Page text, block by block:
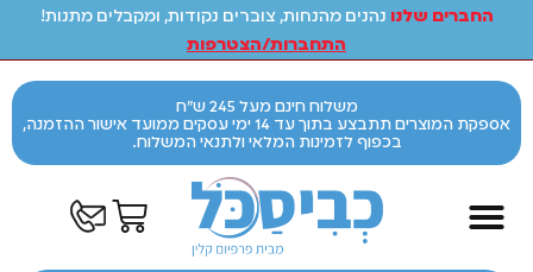
החברים שלנו נהנים מהנחות, צוברים נקודות, ומקבלים מתנות!
התחברות/הצטרפות
משלוח חינם מעל 245 ש"ח
אספקת המוצרים תתבצע בתוך עד 14 ימי עסקים ממועד אישור ההזמנה,
בכפוף לזמינות המלאי ולתנאי המשלוח.